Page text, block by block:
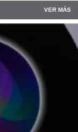
VER MÁS